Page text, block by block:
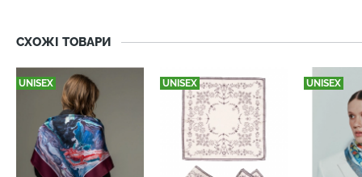
СХОЖІ ТОВАРИ
UNISEX UNISEX UNISEX